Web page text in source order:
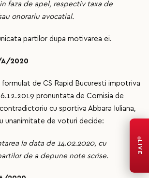
faza de apel, respectiv taxa de
onorariu avocatial.
partilor dupa motivarea ei.
A/2020
formulat de CS Rapid Bucuresti impotriva
pronuntata de Comisia de
contradictoriu cu sportiva Abbara Iuliana,
unanimitate de voturi decide:
la data de 14.02.2020, cu
de a depune note scrise.
LIVE